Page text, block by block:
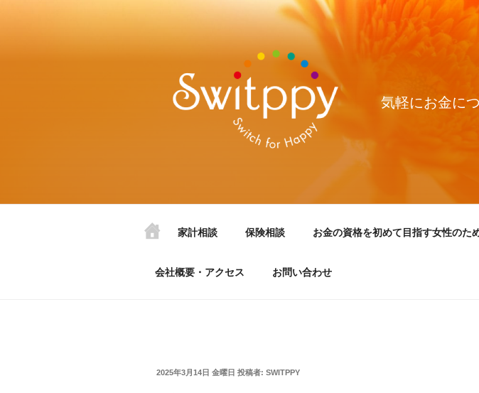
気軽にお金に
家計相談 保険相談 お金の資格を初めて目指す女性のた
会社概要・アクセス お問い合わせ
2025年3月14日 金曜日 投稿者: SWITPPY